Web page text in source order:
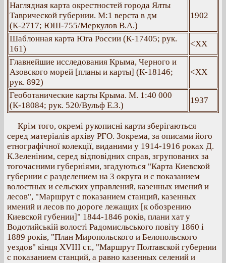
Наглядная карта окрестностей города Ялты
Таврической губернии. М:1 верста в дм
(К-2717; ЮШ-755/Меркулов В.А.)
1902
Шаблонная карта Юга России (К-17405; рук.
161)
<ХХ
Главнейшие исследования Крыма, Черного и
Азовского морей [планы и карты] (К-18146;
рук. 892)
<ХХ
Геоботанические карты Крыма. М. 1:40 000
(К-18084; рук. 520/Вульф Е.З.)
1937
Крім того, окремі рукописні карти зберігаються
серед матеріалів архіву РГО. Зокрема, за описами його
етнографічної колекції, виданими у 1914-1916 роках Д.
К.Зеленіним, серед відповідних справ, згрупованих за
тогочасними губерніями, згадуються "Карта Киевской
губернии с разделением на 3 округа и с показанием
волостных и сельских управлений, казенных имений и
лесов", "Маршрут с показанием станций, казенных
имений и лесов по дороге лежащих [к обозрению
Киевской губении]" 1844-1846 років, плани хат у
Водотийській волості Радомисльського повіту 1860 і
1889 років, "План Миропольского и Белопольского
уездов" кінця ХVІІІ ст., "Маршрут Полтавской губернии
с показанием станций, а равно казенных селений и